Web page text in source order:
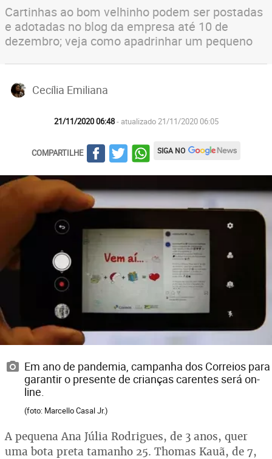
Cartinhas ao bom velhinho podem ser postadas
e adotadas no blog da empresa até 10 de
dezembro; veja como apadrinhar um pequeno
Cecília Emiliana
21/11/2020 06:48- atualizado 21/11/2020 06:05
COMPARTILHE SIGA NO
Em ano de pandemia, campanha dos Correios para
garantir o presente de crianças carentes será on-
line.
(foto: Marcello Casal Jr.)
A pequena Ana Júlia Rodrigues, de 3 anos, quer
uma bota preta tamanho 25. Thomas Kauã, de 7,